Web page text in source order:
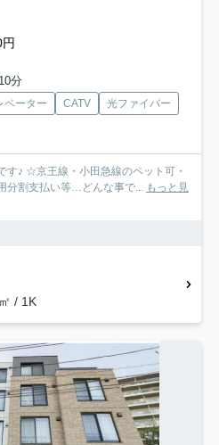
分
ベーター CATV
光ファイバー
す♪ ☆京王線・小田急線のペット可・
分割支払い等…どんな事で... もっと見
/ 1K